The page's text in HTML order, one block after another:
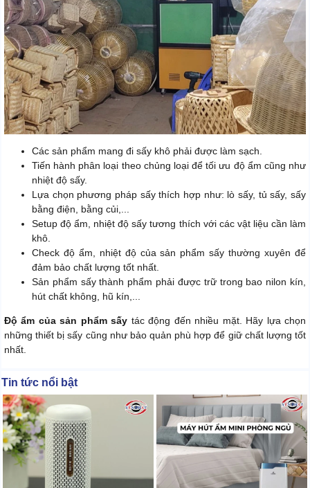
Các sản phẩm mang đi sấy khô phải được làm sạch.
Tiến hành phân loại theo chủng loại để tối ưu độ ẩm cũng như
nhiệt độ sấy.
Lựa chọn phương pháp sấy thích hợp như: lò sấy, tủ sấy, sấy
bằng điện, bằng củi,...
Setup độ ẩm, nhiệt độ sấy tương thích với các vật liệu cần làm
khô.
Check độ ẩm, nhiệt độ của sản phẩm sấy thường xuyên để
đảm bảo chất lượng tốt nhất.
Sản phẩm sấy thành phẩm phải được trữ trong bao nilon kín,
hút chất không, hũ kín,...
Độ ẩm của sản phẩm sấy tác động đến nhiều mặt. Hãy lựa chọn
những thiết bị sấy cũng như bảo quản phù hợp để giữ chất lượng tốt
nhất.
Tin tức nổi bật